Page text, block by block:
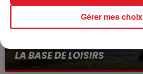
LA BASE DE LOISIRS
La victime a coulé à pic
Gérer mes choix